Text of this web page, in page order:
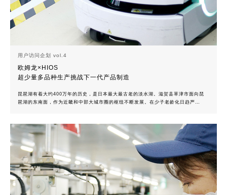
用户访问企划 vol.4
欧姆龙×HIOS
超少量多品种生产挑战下一代产品制造
琵琶湖有着大约400万年的历史，是日本最大最古老的淡水湖。滋贺县草津市面向琵
琶湖的东南面，作为近畿和中部大城市圈的枢纽不断发展。在少子老龄化日趋严峻
念，不断地提高生产率。